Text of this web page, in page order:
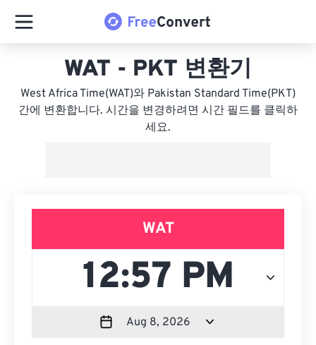
WAT - PKT 변환기
West Africa Time(WAT)와 Pakistan Standard Time(PKT)
간에 변환합니다. 시간을 변경하려면 시간 필드를 클릭하
세요.
WAT